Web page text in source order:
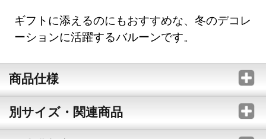
ギフトに添えるのにもおすすめな、冬のデコレ
ーションに活躍するバルーンです。
商品仕様
別サイズ・関連商品